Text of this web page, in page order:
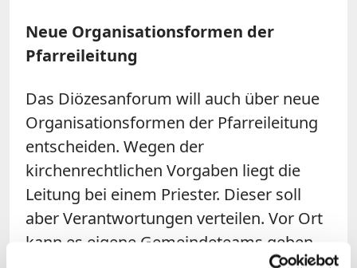
Neue Organisationsformen der
Pfarreileitung
Das Diözesanforum will auch über neue
Organisationsformen der Pfarreileitung
entscheiden. Wegen der
kirchenrechtlichen Vorgaben liegt die
Leitung bei einem Priester. Dieser soll
aber Verantwortungen verteilen. Vor Ort
kann es eigene Gemeindeteams geben.